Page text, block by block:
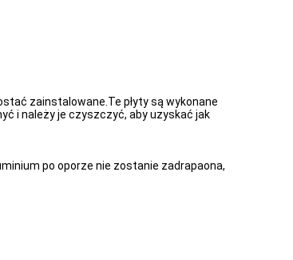
zainstalowane.Te płyty są wykonane
i należy je czyszczyć, aby uzyskać jak
po oporze nie zostanie zadrapaona,